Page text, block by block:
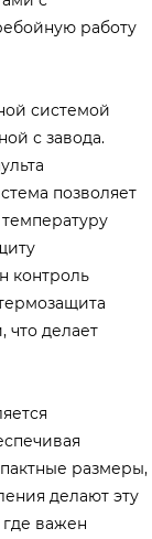
работу
системой
с завода.
позволяет
контроль
что делает
размеры,
делают эту
важен